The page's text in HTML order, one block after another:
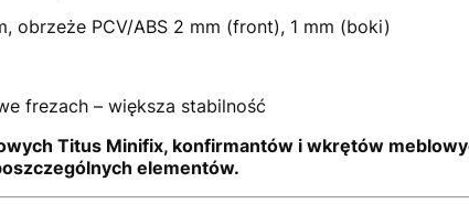
obrzeże PCV/ABS 2 mm (front), 1 mm (boki)
frezach – większa stabilność
Titus Minifix, konfirmantów i wkrętów
elementów.